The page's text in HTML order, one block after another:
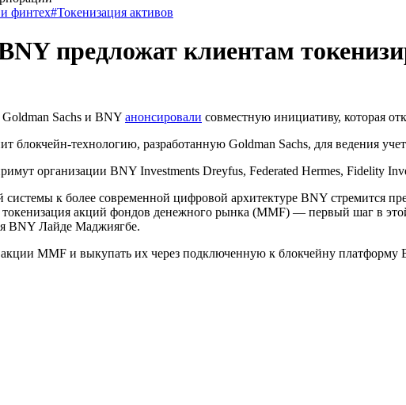
финтех#Токенизация активов
предложат клиентам
Sachs и BNY анонсировали совместную инициативу, которая
блокчейн-технологию, разработанную Goldman Sachs, для ведения
организации BNY Investments Dreyfus, Federated Hermes, Fidelity
системы к более современной цифровой архитектуре BNY стремится
токенизация акций фондов денежного рынка (MMF) — первый шаг в
BNY Лайде Маджиягбе.
MMF и выкупать их через подключенную к блокчейну